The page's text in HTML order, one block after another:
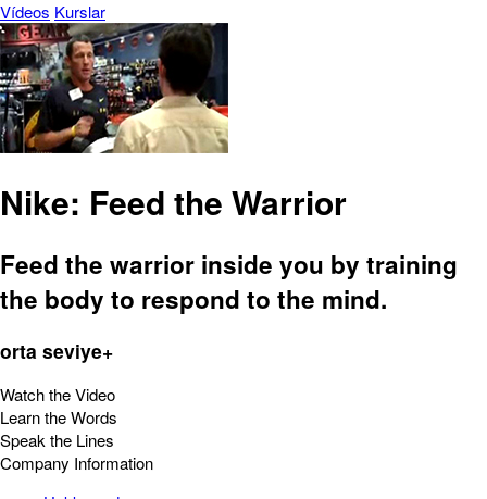
Vídeos Kurslar
Nike: Feed the Warrior
Feed the warrior inside you by training
the body to respond to the mind.
orta seviye+
Watch the Video
Learn the Words
Speak the Lines
Company Information